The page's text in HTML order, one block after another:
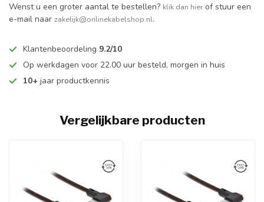
Wenst u een groter aantal te bestellen? klik dan hierof stuur een
e-mail naar zakelijk@onlinekabelshop.nl.
Klantenbeoordeling 9.2/10
Op werkdagen voor 22.00 uur besteld, morgen in huis
10+ jaar productkennis
Vergelijkbare producten